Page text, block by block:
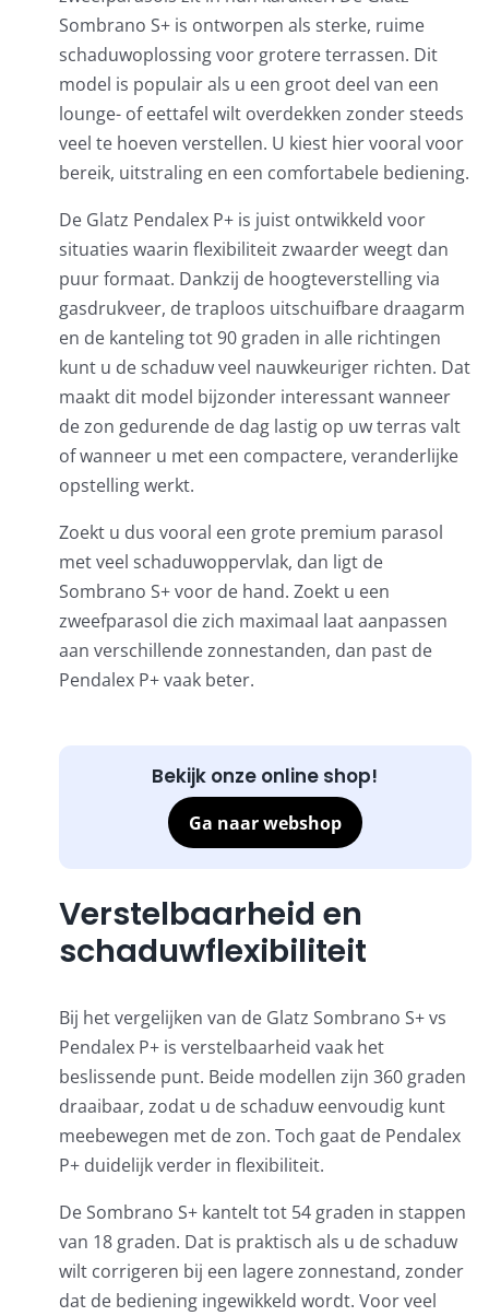
Sombrano S+ is ontworpen als sterke, ruime
schaduwoplossing voor grotere terrassen. Dit
model is populair als u een groot deel van een
lounge- of eettafel wilt overdekken zonder steeds
veel te hoeven verstellen. U kiest hier vooral voor
bereik, uitstraling en een comfortabele bediening.
De Glatz Pendalex P+ is juist ontwikkeld voor
situaties waarin flexibiliteit zwaarder weegt dan
puur formaat. Dankzij de hoogteverstelling via
gasdrukveer, de traploos uitschuifbare draagarm
en de kanteling tot 90 graden in alle richtingen
kunt u de schaduw veel nauwkeuriger richten. Dat
maakt dit model bijzonder interessant wanneer
de zon gedurende de dag lastig op uw terras valt
of wanneer u met een compactere, veranderlijke
opstelling werkt.
Zoekt u dus vooral een grote premium parasol
met veel schaduwoppervlak, dan ligt de
Sombrano S+ voor de hand. Zoekt u een
zweefparasol die zich maximaal laat aanpassen
aan verschillende zonnestanden, dan past de
Pendalex P+ vaak beter.
Bekijk onze online shop!
Ga naar webshop
Verstelbaarheid en
schaduwflexibiliteit
Bij het vergelijken van de Glatz Sombrano S+ vs
Pendalex P+ is verstelbaarheid vaak het
beslissende punt. Beide modellen zijn 360 graden
draaibaar, zodat u de schaduw eenvoudig kunt
meebewegen met de zon. Toch gaat de Pendalex
P+ duidelijk verder in flexibiliteit.
De Sombrano S+ kantelt tot 54 graden in stappen
van 18 graden. Dat is praktisch als u de schaduw
wilt corrigeren bij een lagere zonnestand, zonder
dat de bediening ingewikkeld wordt. Voor veel